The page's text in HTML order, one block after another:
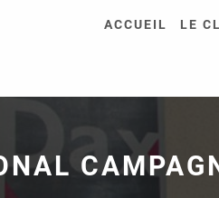
ACCUEIL LE